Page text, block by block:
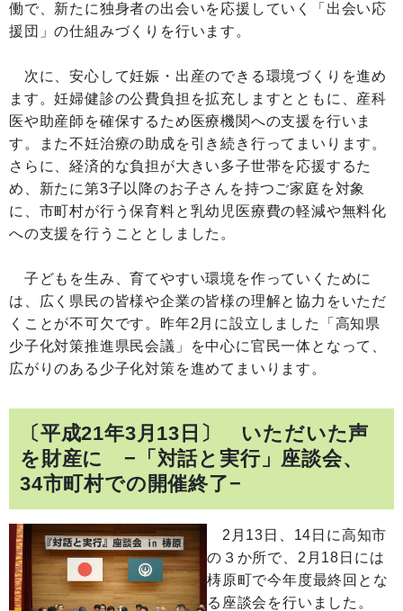
働で、新たに独身者の出会いを応援していく「出会い応
援団」の仕組みづくりを行います。
次に、安心して妊娠・出産のできる環境づくりを進め
ます。妊婦健診の公費負担を拡充しますとともに、産科
医や助産師を確保するため医療機関への支援を行いま
す。また不妊治療の助成を引き続き行ってまいります。
さらに、経済的な負担が大きい多子世帯を応援するた
め、新たに第3子以降のお子さんを持つご家庭を対象
に、市町村が行う保育料と乳幼児医療費の軽減や無料化
への支援を行うこととしました。
子どもを生み、育てやすい環境を作っていくために
は、広く県民の皆様や企業の皆様の理解と協力をいただ
くことが不可欠です。昨年2月に設立しました「高知県
少子化対策推進県民会議」を中心に官民一体となって、
広がりのある少子化対策を進めてまいります。
〔平成21年3月13日〕 いただいた声
を財産に −「対話と実行」座談会、
34市町村での開催終了−
2月13日、14日に高知市
の３か所で、2月18日には
梼原町で今年度最終回とな
る座談会を行いました。